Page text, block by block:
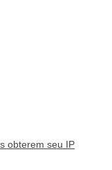
obterem seu IP